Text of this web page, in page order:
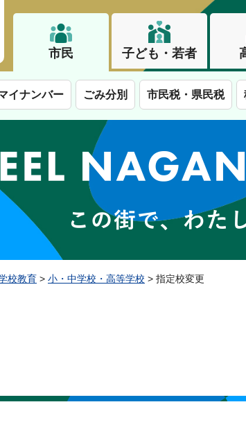
市民 子ども・若者
イナンバー ごみ分別 市民税・県民税
この街で、わ
校教育 > 小・中学校・高等学校 > 指定校変更